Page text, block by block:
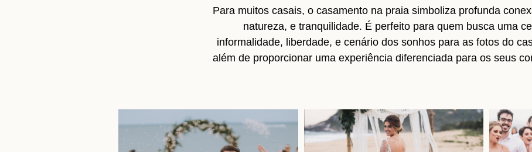
Para muitos casais, o casamento na praia simboliza profunda
natureza, e tranquilidade. É perfeito para quem busca uma
informalidade, liberdade, e cenário dos sonhos para as fotos do
além de proporcionar uma experiência diferenciada para os seus